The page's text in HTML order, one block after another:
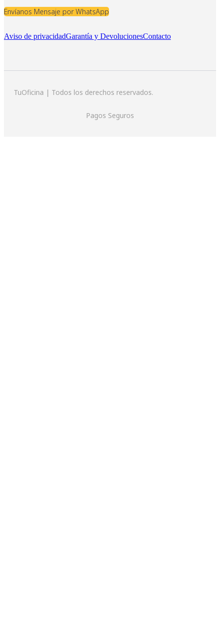
Envíanos Mensaje por WhatsApp
Aviso de privacidadGarantía y DevolucionesContacto
TuOficina | Todos los derechos reservados.
Pagos Seguros